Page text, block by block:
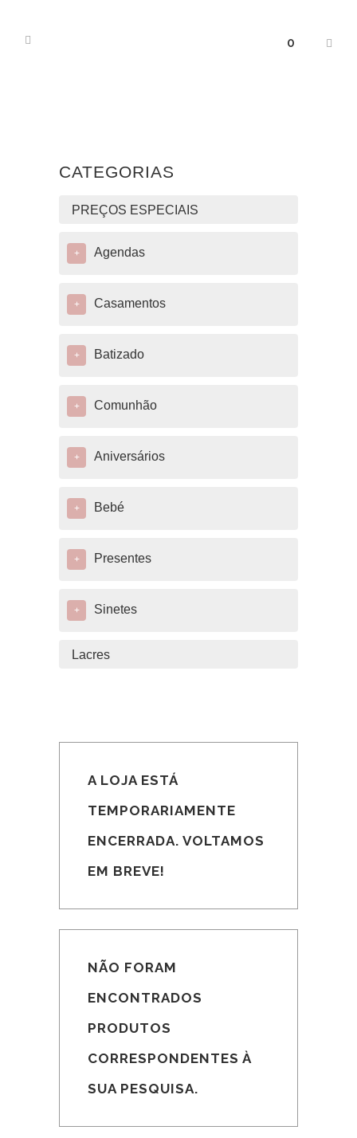
0
CATEGORIAS
PREÇOS ESPECIAIS
+ Agendas
+ Casamentos
+ Batizado
+ Comunhão
+ Aniversários
+ Bebé
+ Presentes
+ Sinetes
Lacres
A LOJA ESTÁ
TEMPORARIAMENTE
ENCERRADA. VOLTAMOS
EM BREVE!
NÃO FORAM
ENCONTRADOS
PRODUTOS
CORRESPONDENTES À
SUA PESQUISA.